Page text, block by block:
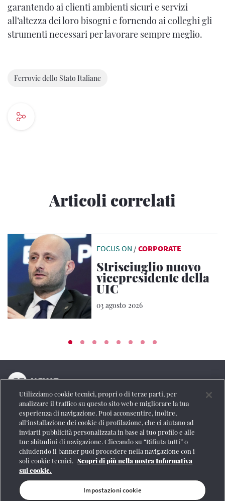
garantendo ai clienti ambienti sicuri e servizi
all’altezza dei loro bisogni e fornendo ai colleghi gli
strumenti necessari per lavorare sempre meglio.
Ferrovie dello Stato Italiane
Articoli correlati
FOCUS ON /CORPORATE
Strisciuglio nuovo
vicepresidente della
UIC
03 agosto 2026
La testata online del Gruppo FS Italiane
Social
Se vuoi contattarci o avere altre informazioni
CONTATTI
Utilizziamo cookie tecnici, propri o di terze parti, per
analizzare il traffico su questo sito web e migliorare la tua
esperienza di navigazione. Puoi acconsentire, inoltre,
all’installazione dei cookie di profilazione, che ci aiutano ad
inviarti pubblicità personalizzata in base al tuo profilo e alle
tue abitudini di navigazione. Cliccando su “Rifiuta tutti” o
chiudendo il banner puoi procedere nella navigazione con i
soli cookie tecnici. Scopri di più nella nostra Informativa
sui cookie.
Impostazioni cookie